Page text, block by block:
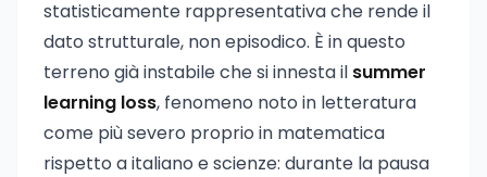
statisticamente rappresentativa che rende il
dato strutturale, non episodico. È in questo
terreno già instabile che si innesta il summer
learning loss, fenomeno noto in letteratura
come più severo proprio in matematica
rispetto a italiano e scienze: durante la pausa